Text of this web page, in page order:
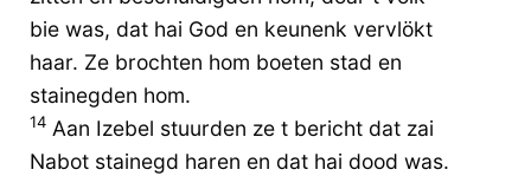
bie was, dat hai God en keunenk vervlökt
haar. Ze brochten hom boeten stad en
stainegden hom.
14 Aan Izebel stuurden ze t bericht dat zai
Nabot stainegd haren en dat hai dood was.